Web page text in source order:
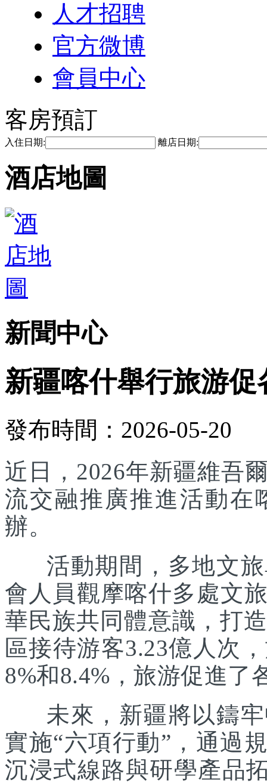
人才招聘
官方微博
會員中心
客房預訂
入住日期: 離店日期:
酒店地圖
新聞中心
新疆喀什舉行旅游
發布時間：2026-05-20
近日，2026年新疆維吾
流交融推廣推進活動在
辦。
活動期間，多地文旅
會人員觀摩喀什多處文
華民族共同體意識，打
區接待游客3.23億人次
8%和8.4%，旅游促進了
未來，新疆將以鑄牢
實施“六項行動”，通過
沉浸式線路與研學產品